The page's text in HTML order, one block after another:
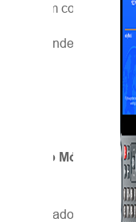
sem
por onde as
Móvel em
integrado HiScan